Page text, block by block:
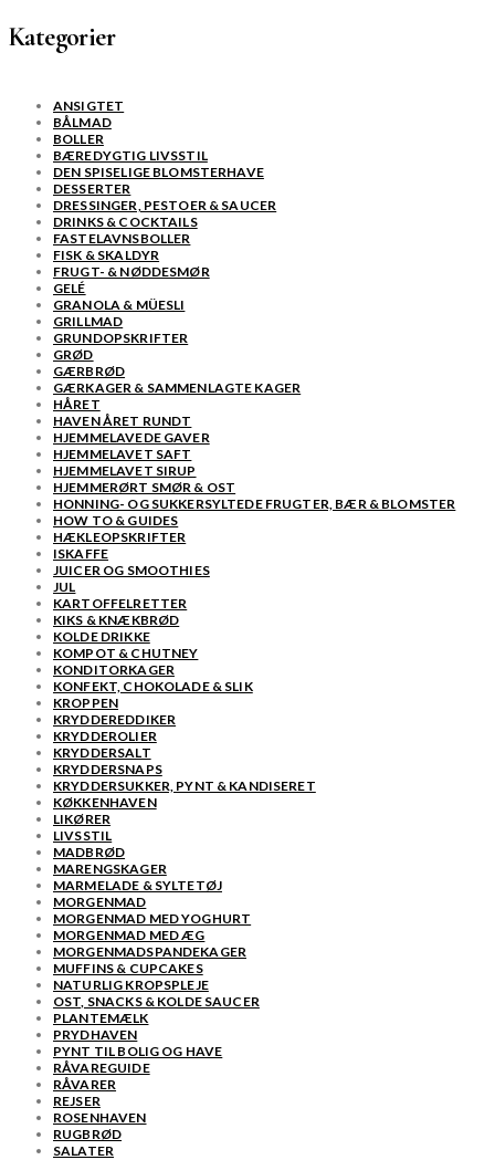
Kategorier
ANSIGTET
BÅLMAD
BOLLER
BÆREDYGTIG LIVSSTIL
DEN SPISELIGE BLOMSTERHAVE
DESSERTER
DRESSINGER, PESTOER & SAUCER
DRINKS & COCKTAILS
FASTELAVNSBOLLER
FISK & SKALDYR
FRUGT- & NØDDESMØR
GELÉ
GRANOLA & MÜESLI
GRILLMAD
GRUNDOPSKRIFTER
GRØD
GÆRBRØD
GÆRKAGER & SAMMENLAGTE KAGER
HÅRET
HAVEN ÅRET RUNDT
HJEMMELAVEDE GAVER
HJEMMELAVET SAFT
HJEMMELAVET SIRUP
HJEMMERØRT SMØR & OST
HONNING- OG SUKKERSYLTEDE FRUGTER, BÆR & BLOMSTER
HOW TO & GUIDES
HÆKLEOPSKRIFTER
ISKAFFE
JUICER OG SMOOTHIES
JUL
KARTOFFELRETTER
KIKS & KNÆKBRØD
KOLDE DRIKKE
KOMPOT & CHUTNEY
KONDITORKAGER
KONFEKT, CHOKOLADE & SLIK
KROPPEN
KRYDDEREDDIKER
KRYDDEROLIER
KRYDDERSALT
KRYDDERSNAPS
KRYDDERSUKKER, PYNT & KANDISERET
KØKKENHAVEN
LIKØRER
LIVSSTIL
MADBRØD
MARENGSKAGER
MARMELADE & SYLTETØJ
MORGENMAD
MORGENMAD MED YOGHURT
MORGENMAD MED ÆG
MORGENMADSPANDEKAGER
MUFFINS & CUPCAKES
NATURLIG KROPSPLEJE
OST, SNACKS & KOLDE SAUCER
PLANTEMÆLK
PRYDHAVEN
PYNT TIL BOLIG OG HAVE
RÅVAREGUIDE
RÅVARER
REJSER
ROSENHAVEN
RUGBRØD
SALATER